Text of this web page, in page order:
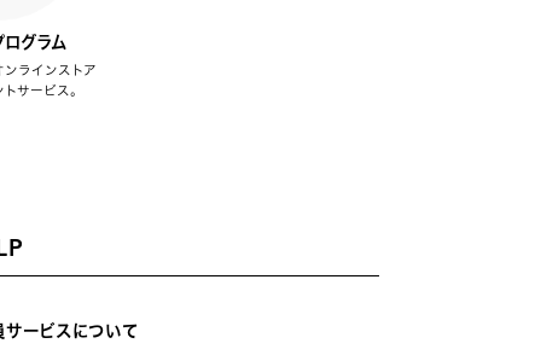
ログラム
ラインストア
サービス。
サービスについて